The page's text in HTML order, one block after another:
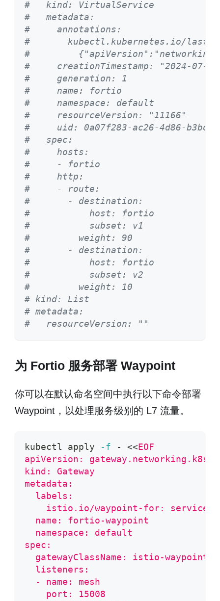
#   kind: VirtualService
#   metadata:
#     annotations:
#       kubectl.kubernetes.io/last-
#
#     creationTimestamp: "2024-07-
#     generation: 1
#     name: fortio
#     namespace: default
#     resourceVersion: "11166"
#     uid: 0a07f283-ac26-4d86-b3bd-
#   spec:
#     hosts:
#     - fortio
#     http:
#     - route:
#       - destination:
#           host: fortio
#           subset: v1
#         weight: 90
#       - destination:
#           host: fortio
#           subset: v2
#         weight: 10
# kind: List
# metadata:
#   resourceVersion: ""
为 Fortio 服务部署 Waypoint
你可以在默认命名空间中执行以下命令部署
Waypoint，以处理服务级别的 L7 流量。
kubectl apply -f - << EOF
apiVersion:
kind: Gateway
metadata:
  labels:
    istio.io/waypoint-for: service
  name: fortio-waypoint
  namespace: default
spec:
  gatewayClassName: istio-waypoint
  listeners:
  - name: mesh
    port: 15008